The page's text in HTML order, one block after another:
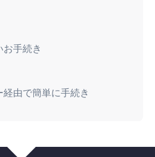
手続き
由で簡単に手続き